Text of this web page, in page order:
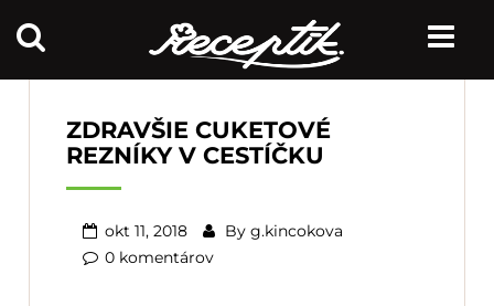
ZDRAVŠIE CUKETOVÉ
REZNÍKY V CESTÍČKU
okt 11, 2018 By g.kincokova
0 komentárov